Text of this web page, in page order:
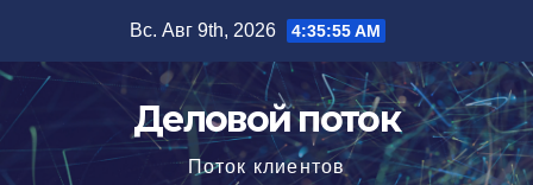
содержимому
Вс. Авг 9th, 2026 4:35:56 AM
Деловой поток
Поток клиентов